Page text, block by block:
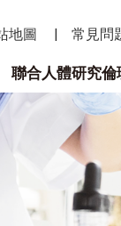
地圖 常見問
聯合人體研究倫